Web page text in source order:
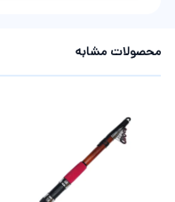
محصولات مشابه